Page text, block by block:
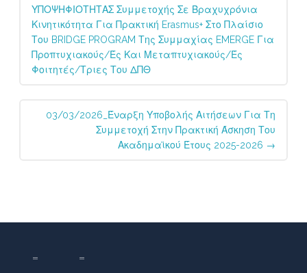
navigation
ΥΠΟΨΗΦΙΟΤΗΤΑΣ Συμμετοχής Σε Βραχυχρόνια
Κινητικότητα Για Πρακτική Erasmus+ Στο Πλαίσιο
Του BRIDGE PROGRAM Της Συμμαχίας EMERGE Για
Προπτυχιακούς/ές Και Μεταπτυχιακούς/ές
Φοιτητές/τριες Του ΔΠΘ
03/03/2026_Έναρξη Υποβολής Αιτήσεων Για Τη
Συμμετοχή Στην Πρακτική Άσκηση Του
Ακαδημαϊκού Έτους 2025-2026 →